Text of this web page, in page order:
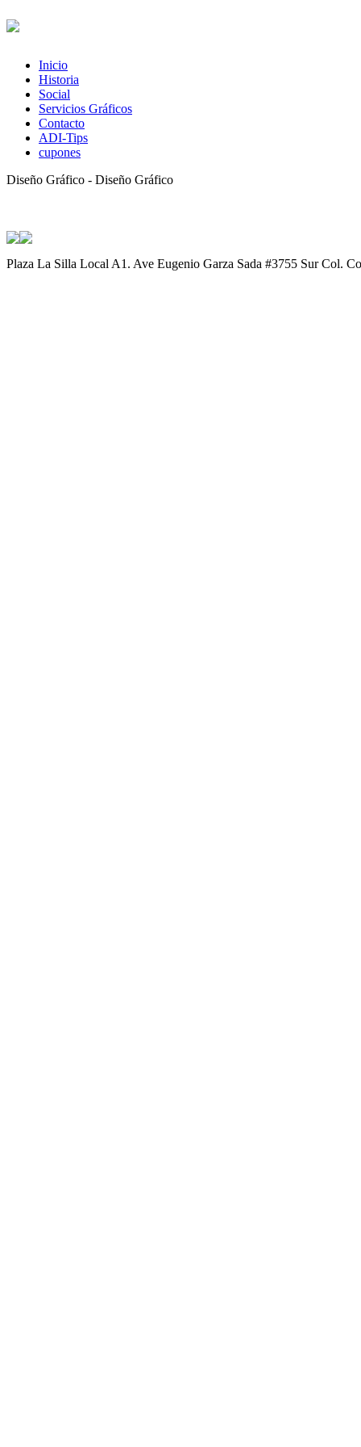
Inicio
Historia
Social
Servicios Gráficos
Contacto
ADI-Tips
cupones
Diseño Gráfico - Diseño Gráfico
Plaza La Silla Local A1. Ave Eugenio Garza Sada #3755 Sur Col.